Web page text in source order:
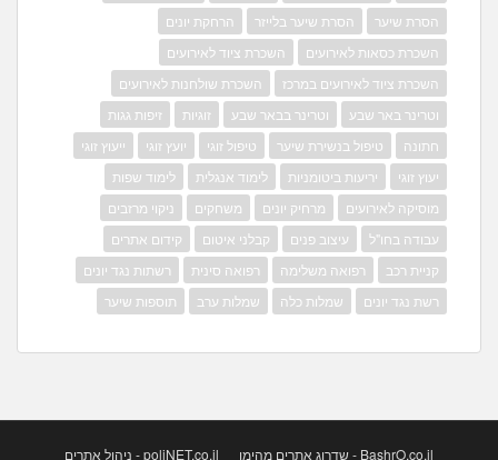
הסרת שיער
הסרת שיער בלייזר
הרחקת יונים
השכרת כסאות לאירועים
השכרת ציוד לאירועים
השכרת ציוד לאירועים במרכז
השכרת שולחנות לאירועים
וטרינר באר שבע
וטרינר בבאר שבע זוגיות
זיפות גגות
חתונה
טיפול בנשירת שיער טיפול זוגי יועץ זוגי
ייעוץ זוגי
יעוץ זוגי
יריעות ביטומניות לימוד אנגלית
לימוד שפות
מוסיקה לאירועים
מרחיק יונים משחקים
ניקוי מרזבים
עבודה בחו"ל
עיצוב פנים קבלני איטום
קידום אתרים
קניית רכב
רפואה משלימה רפואה סינית
רשתות נגד יונים
רשת נגד יונים
שמלות כלה שמלות ערב תוספות שיער
BashrO.co.il - שדרוג אתרים מהימן poliNET.co.il - ניהול אתרים